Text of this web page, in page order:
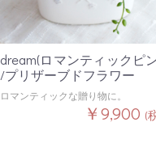
dream(ロマンティックピ
/プリザーブドフラワー
ロマンティックな贈り物に。
￥9,900 (